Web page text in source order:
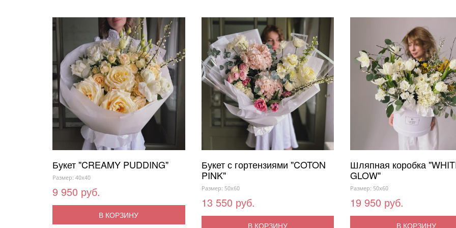
Букет "CREAMY PUDDING"
Размер: 40x40
9 950 руб.
В КОРЗИНУ
Букет с гортензиями "COTON
PINK"
Размер: 50x60
13 550 руб.
В КОРЗИНУ
Шляпная коробка
GLOW"
Размер: 50x60
19 950 руб.
В КОРЗИНУ